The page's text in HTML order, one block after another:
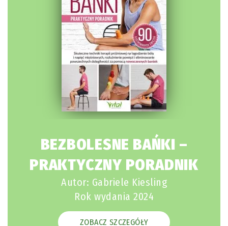
BEZBOLESNE BAŃKI –
PRAKTYCZNY PORADNIK
Autor: Gabriele Kiesling
Rok wydania 2024
ZOBACZ SZCZEGÓŁY